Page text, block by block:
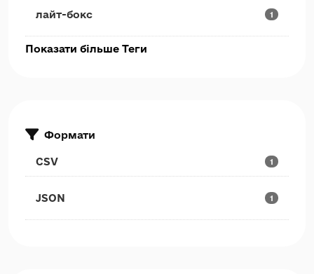
лайт-бокс 1
Показати більше Теги
Формати
CSV 1
JSON 1